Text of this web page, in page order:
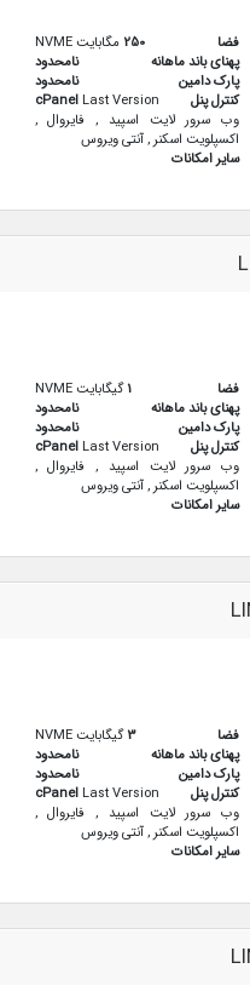
250 مگابایت NVME
فضا
نامحدود
پهنای باند ماهانه
نامحدود
پارک دامین
cPanelLast Version
کنترل پنل
وب سرور لایت اسپید , فایروال ,
اکسپلویت اسکنر , آنتی ویروس
سایر امکانات
1گیگابایت NVME
فضا
نامحدود
پهنای باند ماهانه
نامحدود
پارک دامین
cPanelLast Version
کنترل پنل
وب سرور لایت اسپید , فایروال ,
اکسپلویت اسکنر , آنتی ویروس
سایر امکانات
3گیگابایت NVME
فضا
نامحدود
پهنای باند ماهانه
نامحدود
پارک دامین
cPanelLast Version
کنترل پنل
وب سرور لایت اسپید , فایروال ,
اکسپلویت اسکنر , آنتی ویروس
سایر امکانات